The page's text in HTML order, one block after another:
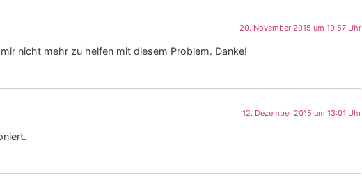
20. November 2015 um 19:57 Uhr
nicht mehr zu helfen mit diesem Problem. Danke!
12. Dezember 2015 um 13:01 Uhr